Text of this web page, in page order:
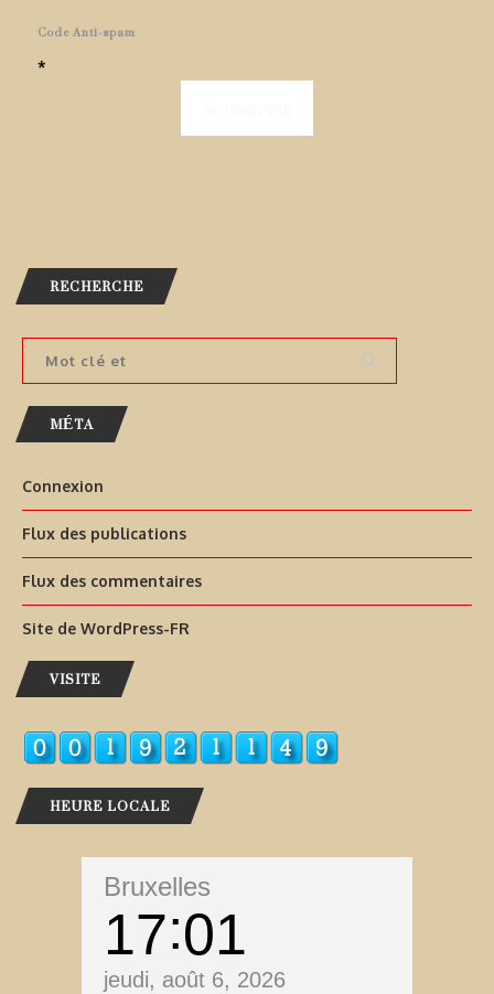
Code Anti-spam
*
RECHERCHE
MÉTA
Connexion
Flux des publications
Flux des commentaires
Site de WordPress-FR
VISITE
HEURE LOCALE
Bruxelles
17 01
jeudi, août 6, 2026